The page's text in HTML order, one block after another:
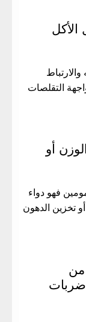
الأكل
التقلصات
أو
فهو دواء
تخزين الدهون
من